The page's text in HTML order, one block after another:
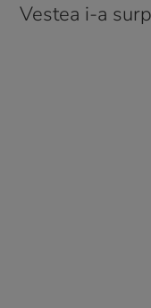
Vestea i-a